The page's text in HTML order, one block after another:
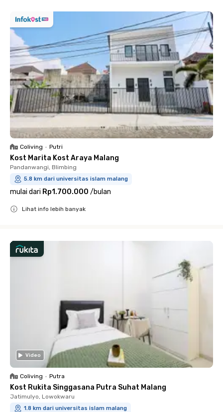
Coliving • Putri
Kost Marita Kost Araya Malang
Pandanwangi, Blimbing
5.8 km dari universitas islam malang
mulai dari Rp1.700.000 /bulan
Lihat info lebih banyak
Video
Coliving • Putra
Kost Rukita Singgasana Putra Suhat Malang
Jatimulyo, Lowokwaru
1.8 km dari universitas islam malang